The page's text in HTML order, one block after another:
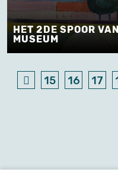
HET 2DE SPOOR
MUSEUM
15 16 17